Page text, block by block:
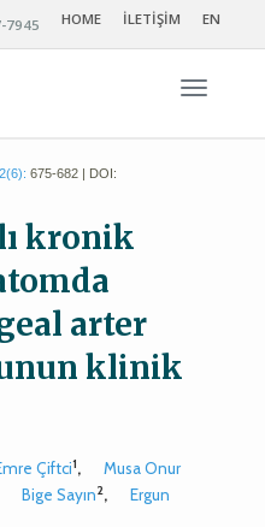
7945 HOME İLETİŞİM EN
675-682 | DOI:
kronik
arter
klinik
Çiftci1,
Musa Onur
Bige Sayın2,
Ergun